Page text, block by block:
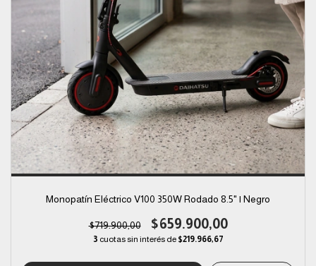
Monopatín Eléctrico V100 350W Rodado 8.5" | Negro
$719.900,00 $659.900,00
3 cuotas sin interés de $219.966,67